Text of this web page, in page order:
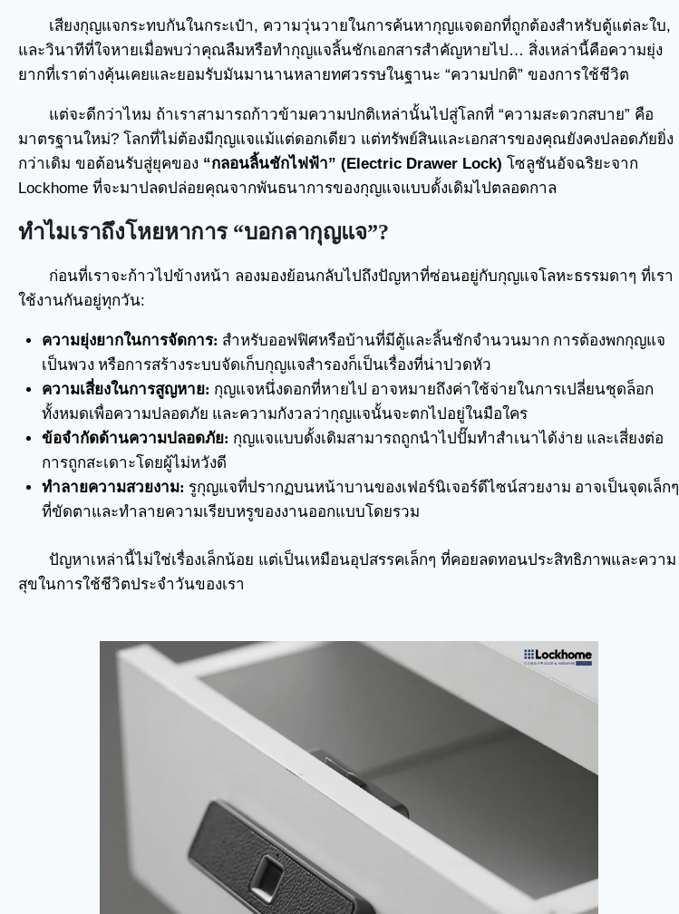
เสียงกุญแจกระทบกันในกระเป๋า, ความวุ่นวายในการค้นหากุญแจดอกที่ถูกต้องสำหรับตู้แต่ละใบ,
และวินาทีที่ใจหายเมื่อพบว่าคุณลืมหรือทำกุญแจลิ้นชักเอกสารสำคัญหายไป… สิ่งเหล่านี้คือความยุ่ง
ยากที่เราต่างคุ้นเคยและยอมรับมันมานานหลายทศวรรษในฐานะ “ความปกติ” ของการใช้ชีวิต
แต่จะดีกว่าไหม ถ้าเราสามารถก้าวข้ามความปกติเหล่านั้นไปสู่โลกที่ “ความสะดวกสบาย” คือ
มาตรฐานใหม่? โลกที่ไม่ต้องมีกุญแจแม้แต่ดอกเดียว แต่ทรัพย์สินและเอกสารของคุณยังคงปลอดภัยยิ่ง
กว่าเดิม ขอต้อนรับสู่ยุคของ “กลอนลิ้นชักไฟฟ้า” (Electric Drawer Lock) โซลูชันอัจฉริยะจาก
Lockhome ที่จะมาปลดปล่อยคุณจากพันธนาการของกุญแจแบบดั้งเดิมไปตลอดกาล
ทำไมเราถึงโหยหาการ “บอกลากุญแจ”?
ก่อนที่เราจะก้าวไปข้างหน้า ลองมองย้อนกลับไปถึงปัญหาที่ซ่อนอยู่กับกุญแจโลหะธรรมดาๆ ที่เรา
ใช้งานกันอยู่ทุกวัน:
ความยุ่งยากในการจัดการ: สำหรับออฟฟิศหรือบ้านที่มีตู้และลิ้นชักจำนวนมาก การต้องพกกุญแจ
เป็นพวง หรือการสร้างระบบจัดเก็บกุญแจสำรองก็เป็นเรื่องที่น่าปวดหัว
ความเสี่ยงในการสูญหาย: กุญแจหนึ่งดอกที่หายไป อาจหมายถึงค่าใช้จ่ายในการเปลี่ยนชุดล็อก
ทั้งหมดเพื่อความปลอดภัย และความกังวลว่ากุญแจนั้นจะตกไปอยู่ในมือใคร
ข้อจำกัดด้านความปลอดภัย: กุญแจแบบดั้งเดิมสามารถถูกนำไปปั๊มทำสำเนาได้ง่าย และเสี่ยงต่อ
การถูกสะเดาะโดยผู้ไม่หวังดี
ทำลายความสวยงาม: รูกุญแจที่ปรากฏบนหน้าบานของเฟอร์นิเจอร์ดีไซน์สวยงาม อาจเป็นจุดเล็กๆ
ที่ขัดตาและทำลายความเรียบหรูของงานออกแบบโดยรวม
ปัญหาเหล่านี้ไม่ใช่เรื่องเล็กน้อย แต่เป็นเหมือนอุปสรรคเล็กๆ ที่คอยลดทอนประสิทธิภาพและความ
สุขในการใช้ชีวิตประจำวันของเรา